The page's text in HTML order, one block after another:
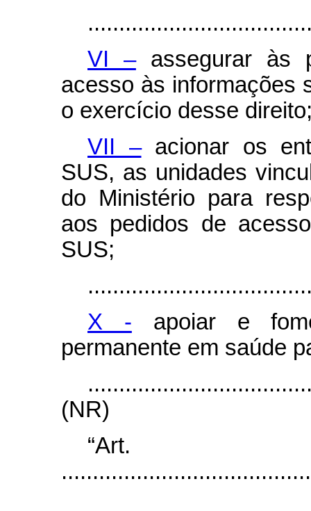
VI –assegurar às
acesso às informações
o exercício desse
VII –acionar os
SUS, as unidades
do Ministério para
aos pedidos de
SUS;
X - apoiar e
permanente em saúde
(NR)